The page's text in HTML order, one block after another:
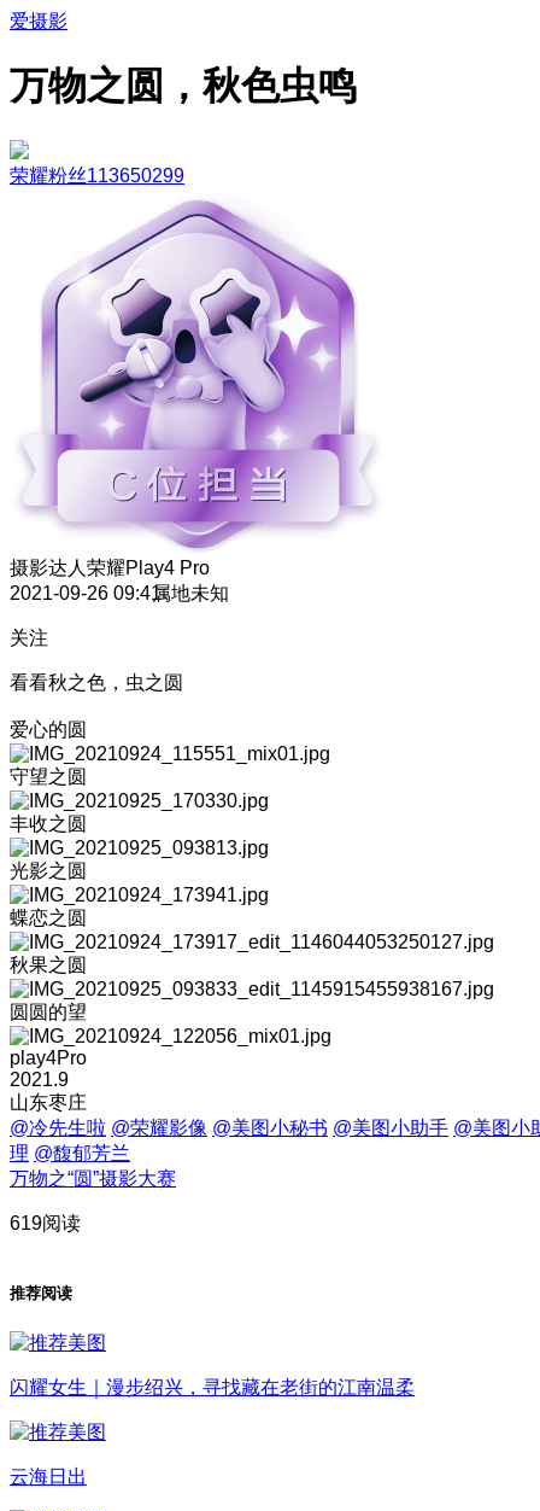
爱摄影
万物之圆，秋色虫鸣
荣耀粉丝113650299
摄影达人 荣耀Play4 Pro
2021-09-26 09:41属地未知
关注
看看秋之色，虫之圆
爱心的圆
守望之圆
丰收之圆
光影之圆
蝶恋之圆
秋果之圆
圆圆的望
play4Pro
2021.9
山东枣庄
@冷先生啦 @荣耀影像 @美图小秘书 @美图小助手 @美图小
理 @馥郁芳兰
万物之“圆”摄影大赛
619阅读
推荐阅读
闪耀女生｜漫步绍兴，寻找藏在老街的江南温柔
云海日出